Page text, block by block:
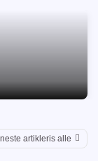
artikleris alle